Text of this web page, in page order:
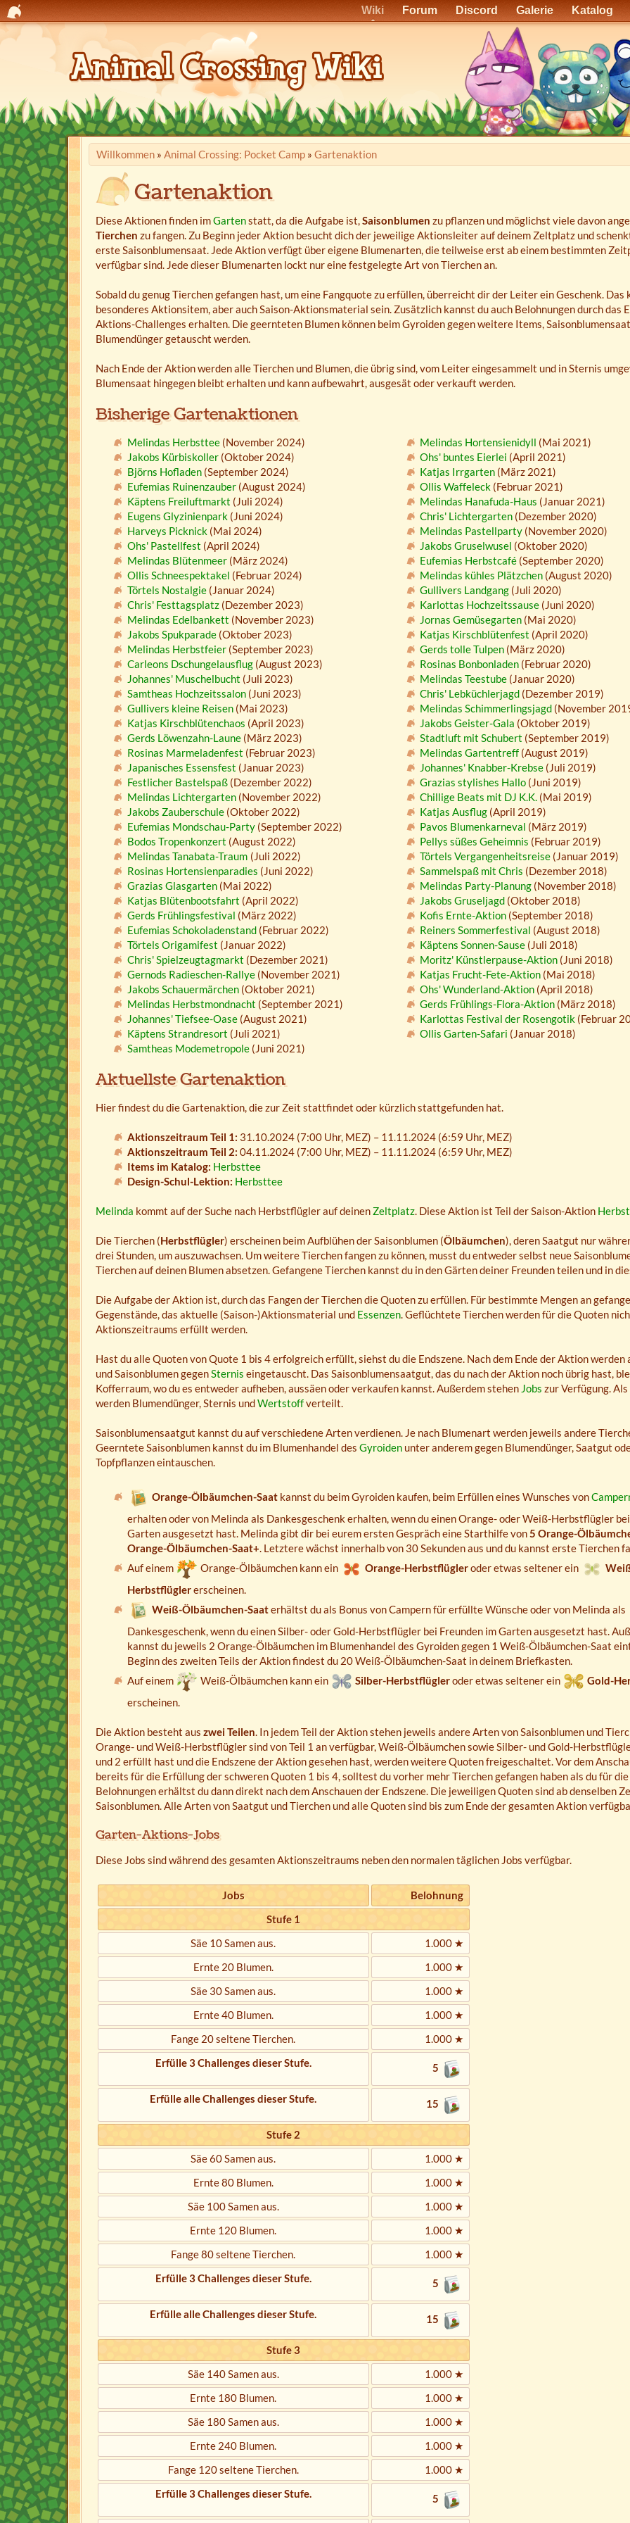
Wiki Forum Discord Galerie Katalog
Willkommen» Animal Crossing: Pocket Camp» Gartenaktion
Gartenaktion
Diese Aktionen finden imGartenstatt, da die Aufgabe ist,Saisonblumen zu pflanzen und möglichst viele davon
Tierchen zu fangen. Zu Beginn jeder Aktion besucht dich der jeweilige Aktionsleiter auf deinem Zeltplatz und
erste Saisonblumensaat. Jede Aktion verfügt über eigene Blumenarten, die teilweise erst ab einem bestimmten
verfügbar sind. Jede dieser Blumenarten lockt nur eine festgelegte Art von Tierchen an.
Sobald du genug Tierchen gefangen hast, um eine Fangquote zu erfüllen, überreicht dir der Leiter ein Geschenk. Das
besonderes Aktionsitem, aber auch Saison-Aktionsmaterial sein. Zusätzlich kannst du auch Belohnungen durch das
Aktions-Challenges erhalten. Die geernteten Blumen können beim Gyroiden gegen weitere Items,
Blumendünger getauscht werden.
Nach Ende der Aktion werden alle Tierchen und Blumen, die übrig sind, vom Leiter eingesammelt und in Sternis
Blumensaat hingegen bleibt erhalten und kann aufbewahrt, ausgesät oder verkauft werden.
Bisherige Gartenaktionen
Melindas Herbsttee(November 2024)
Jakobs Kürbiskoller(Oktober 2024)
Björns Hofladen(September 2024)
Eufemias Ruinenzauber(August 2024)
Käptens Freiluftmarkt (Juli 2024)
Eugens Glyzinienpark(Juni 2024)
Harveys Picknick(Mai 2024)
Ohs' Pastellfest (April 2024)
Melindas Blütenmeer(März 2024)
Ollis Schneespektakel (Februar 2024)
Törtels Nostalgie(Januar 2024)
Chris' Festtagsplatz(Dezember 2023)
Melindas Edelbankett (November 2023)
Jakobs Spukparade(Oktober 2023)
Melindas Herbstfeier(September 2023)
Carleons Dschungelausflug(August 2023)
Johannes' Muschelbucht (Juli 2023)
Samtheas Hochzeitssalon(Juni 2023)
Gullivers kleine Reisen(Mai 2023)
Katjas Kirschblütenchaos (April 2023)
Gerds Löwenzahn-Laune(März 2023)
Rosinas Marmeladenfest (Februar 2023)
Japanisches Essensfest (Januar 2023)
Festlicher Bastelspaß(Dezember 2022)
Melindas Lichtergarten(November 2022)
Jakobs Zauberschule(Oktober 2022)
Eufemias Mondschau-Party(September 2022)
Bodos Tropenkonzert (August 2022)
Melindas Tanabata-Traum (Juli 2022)
Rosinas Hortensienparadies (Juni 2022)
Grazias Glasgarten(Mai 2022)
Katjas Blütenbootsfahrt (April 2022)
Gerds Frühlingsfestival (März 2022)
Eufemias Schokoladenstand(Februar 2022)
Törtels Origamifest (Januar 2022)
Chris' Spielzeugtagmarkt (Dezember 2021)
Gernods Radieschen-Rallye(November 2021)
Jakobs Schauermärchen(Oktober 2021)
Melindas Herbstmondnacht (September 2021)
Johannes' Tiefsee-Oase(August 2021)
Käptens Strandresort (Juli 2021)
Samtheas Modemetropole(Juni 2021)
Melindas Hortensienidyll (Mai 2021)
Ohs' buntes Eierlei (April 2021)
Katjas Irrgarten (März 2021)
Ollis Waffeleck (Februar 2021)
Melindas Hanafuda-Haus (Januar 2021)
Chris' Lichtergarten (Dezember 2020)
Melindas Pastellparty (November 2020)
Jakobs Gruselwusel (Oktober 2020)
Eufemias Herbstcafé (September 2020)
Melindas kühles Plätzchen (August 2020)
Gullivers Landgang (Juli 2020)
Karlottas Hochzeitssause (Juni 2020)
Jornas Gemüsegarten (Mai 2020)
Katjas Kirschblütenfest (April 2020)
Gerds tolle Tulpen (März 2020)
Rosinas Bonbonladen (Februar 2020)
Melindas Teestube (Januar 2020)
Chris' Lebküchlerjagd (Dezember 2019)
Melindas Schimmerlingsjagd (November
Jakobs Geister-Gala (Oktober 2019)
Stadtluft mit Schubert (September 2019)
Melindas Gartentreff (August 2019)
Johannes' Knabber-Krebse (Juli 2019)
Grazias stylishes Hallo (Juni 2019)
Chillige Beats mit DJ K.K. (Mai 2019)
Katjas Ausflug (April 2019)
Pavos Blumenkarneval (März 2019)
Pellys süßes Geheimnis (Februar 2019)
Törtels Vergangenheitsreise (Januar 2019)
Sammelspaß mit Chris (Dezember 2018)
Melindas Party-Planung (November 2018)
Jakobs Gruseljagd (Oktober 2018)
Kofis Ernte-Aktion (September 2018)
Reiners Sommerfestival (August 2018)
Käptens Sonnen-Sause (Juli 2018)
Moritz' Künstlerpause-Aktion (Juni 2018)
Katjas Frucht-Fete-Aktion (Mai 2018)
Ohs' Wunderland-Aktion (April 2018)
Gerds Frühlings-Flora-Aktion (März 2018)
Karlottas Festival der Rosengotik (Februar
Ollis Garten-Safari (Januar 2018)
Aktuellste Gartenaktion
Hier findest du die Gartenaktion, die zur Zeit stattfindet oder kürzlich stattgefunden hat.
Aktionszeitraum Teil 1: 31.10.2024 (7:00 Uhr, MEZ) – 11.11.2024 (6:59 Uhr, MEZ)
Aktionszeitraum Teil 2: 04.11.2024 (7:00 Uhr, MEZ) – 11.11.2024 (6:59 Uhr, MEZ)
Items im Katalog: Herbsttee
Design-Schul-Lektion: Herbsttee
Melinda kommt auf der Suche nach Herbstflügler auf deinen Zeltplatz. Diese Aktion ist Teil der Saison-Aktion
Die Tierchen (Herbstflügler) erscheinen beim Aufblühen der Saisonblumen (Ölbäumchen), deren Saatgut nur
drei Stunden, um auszuwachsen. Um weitere Tierchen fangen zu können, musst du entweder selbst neue
Tierchen auf deinen Blumen absetzen. Gefangene Tierchen kannst du in den Gärten deiner Freunden teilen und in
Die Aufgabe der Aktion ist, durch das Fangen der Tierchen die Quoten zu erfüllen. Für bestimmte Mengen an
Gegenstände, das aktuelle (Saison-)Aktionsmaterial und Essenzen. Geflüchtete Tierchen werden für die Quoten
Aktionszeitraums erfüllt werden.
Hast du alle Quoten von Quote 1 bis 4 erfolgreich erfüllt, siehst du die Endszene. Nach dem Ende der Aktion werden
und Saisonblumen gegenSternis eingetauscht. Das Saisonblumensaatgut, das du nach der Aktion noch übrig hast,
Kofferraum, wo du es entweder aufheben, aussäen oder verkaufen kannst. Außerdem stehen Jobs zur Verfügung.
werden Blumendünger, Sternis undWertstoffverteilt.
Saisonblumensaatgut kannst du auf verschiedene Arten verdienen. Je nach Blumenart werden jeweils andere
Geerntete Saisonblumen kannst du im Blumenhandel des Gyroidenunter anderem gegen Blumendünger, Saatgut
Topfpflanzen eintauschen.
Orange-Ölbäumchen-Saatkannst du beim Gyroiden kaufen, beim Erfüllen eines Wunsches von
erhalten oder von Melinda als Dankesgeschenk erhalten, wenn du einen Orange- oder Weiß-Herbstflügler
Garten ausgesetzt hast. Melinda gibt dir bei eurem ersten Gespräch eine Starthilfe von5 Orange-
Orange-Ölbäumchen-Saat+. Letztere wächst innerhalb von 30 Sekunden aus und du kannst erste Tierchen
Auf einem
Orange-Ölbäumchen kann ein Orange-Herbstflügleroder etwas seltener ein
Herbstflüglererscheinen.
Weiß-Ölbäumchen-Saaterhältst du als Bonus von Campern für erfüllte Wünsche oder von Melinda als
Dankesgeschenk, wenn du einen Silber- oder Gold-Herbstflügler bei Freunden im Garten ausgesetzt hast.
kannst du jeweils 2 Orange-Ölbäumchen im Blumenhandel des Gyroiden gegen 1 Weiß-Ölbäumchen-Saat
Beginn des zweiten Teils der Aktion findest du 20 Weiß-Ölbäumchen-Saat in deinem Briefkasten.
Auf einem
Weiß-Ölbäumchen kann ein Silber-Herbstflügleroder etwas seltener ein
Gold-
erscheinen.
Die Aktion besteht aus zwei Teilen. In jedem Teil der Aktion stehen jeweils andere Arten von Saisonblumen und
Orange- und Weiß-Herbstflügler sind von Teil 1 an verfügbar, Weiß-Ölbäumchen sowie Silber- und Gold-
und 2 erfüllt hast und die Endszene der Aktion gesehen hast, werden weitere Quoten freigeschaltet. Vor dem
bereits für die Erfüllung der schweren Quoten 1 bis 4, solltest du vorher mehr Tierchen gefangen haben als du für
Belohnungen erhältst du dann direkt nach dem Anschauen der Endszene. Die jeweiligen Quoten sind ab denselben
Saisonblumen. Alle Arten von Saatgut und Tierchen und alle Quoten sind bis zum Ende der gesamten Aktion
Garten-Aktions-Jobs
Diese Jobs sind während des gesamten Aktionszeitraums neben den normalen täglichen Jobs verfügbar.
Jobs
Belohnung
Stufe 1
Säe 10 Samen aus.
1.000 ★
Ernte 20 Blumen.
1.000 ★
Säe 30 Samen aus.
1.000 ★
Ernte 40 Blumen.
1.000 ★
Fange 20 seltene Tierchen.
1.000 ★
Erfülle 3 Challenges dieser Stufe.
5
Erfülle alle Challenges dieser Stufe. 15
Stufe 2
Säe 60 Samen aus.
1.000 ★
Ernte 80 Blumen.
1.000 ★
Säe 100 Samen aus.
1.000 ★
Ernte 120 Blumen.
1.000 ★
Fange 80 seltene Tierchen.
1.000 ★
Erfülle 3 Challenges dieser Stufe.
5
Erfülle alle Challenges dieser Stufe. 15
Stufe 3
Säe 140 Samen aus.
1.000 ★
Ernte 180 Blumen.
1.000 ★
Säe 180 Samen aus.
1.000 ★
Ernte 240 Blumen.
1.000 ★
Fange 120 seltene Tierchen.
1.000 ★
Erfülle 3 Challenges dieser Stufe.
5